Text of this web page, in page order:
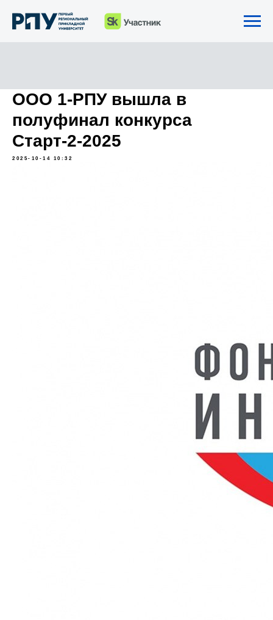
ООО 1-РПУ вышла в
полуфинал конкурса
Старт-2-2025
2025-10-14 10:32